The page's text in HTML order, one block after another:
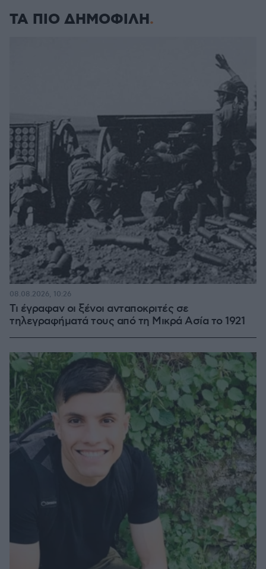
ΤΑ ΠΙΟ ΔΗΜΟΦΙΛΗ
Τι έγραφαν οι ξένοι ανταποκριτές σε
τηλεγραφήματά τους από τη Μικρά Ασία το 1921
08.08.2026, 10:26